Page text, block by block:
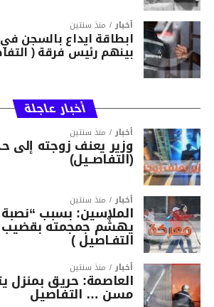
أخبار منذ سنتين
بينهم رئيس فرقة (
أخبار عاجلة
أخبار منذ سنتين
وزير يعنف زوجته إلى
(التفاصــيل)
أخبار منذ سنتين
الملاسين: بسبب
يهشّم جمجمته
التفـاصيل )
أخبار منذ سنتين
العاصمة: حريق
مسن … التفاصيل